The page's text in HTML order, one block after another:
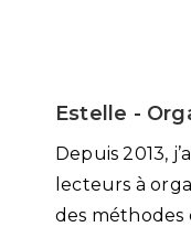
Estelle -
Depuis 2013,
lecteurs à
des méthodes